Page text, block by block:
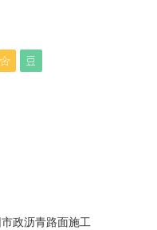
 
政沥青路面施工